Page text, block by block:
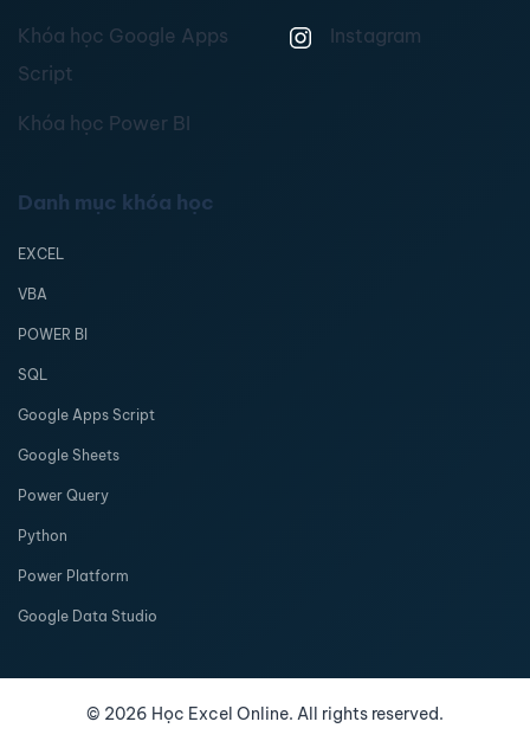
Khóa học Google Apps
Script
Khóa học Power BI
Instagram
Danh mục khóa học
EXCEL
VBA
POWER BI
SQL
Google Apps Script
Google Sheets
Power Query
Python
Power Platform
Google Data Studio
© 2026 Học Excel Online. All rights reserved.